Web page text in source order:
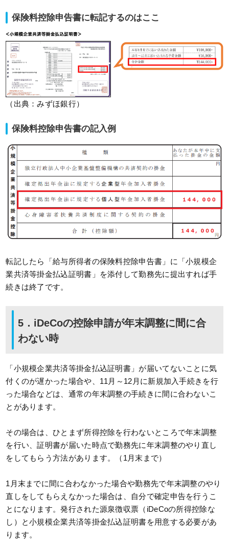
保険料控除申告書に転記するのはここ
（出典：みずほ銀行）
保険料控除申告書の記入例
転記したら「給与所得者の保険料控除申告書」に「小規模企
業共済等掛金払込証明書」を添付して勤務先に提出すれば手
続きは終了です。
5．iDeCoの控除申請が年末調整に間に合
わない時
「小規模企業共済等掛金払込証明書」が届いてないことに気
付くのが遅かった場合や、11月～12月に新規加入手続きを行
った場合などは、通常の年末調整の手続きに間に合わないこ
とがあります。
その場合は、ひとまず所得控除を行わないところで年末調整
を行い、証明書が届いた時点で勤務先に年末調整のやり直し
をしてもらう方法があります。（1月末まで）
1月末までに間に合わなかった場合や勤務先で年末調整のやり
直しをしてもらえなかった場合は、自分で確定申告を行うこ
とになります。発行された源泉徴収票（iDeCoの所得控除な
し）と小規模企業共済等掛金払込証明書を用意する必要があ
ります。